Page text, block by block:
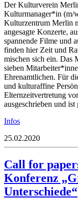
Der Kulturverein
Kulturmanager*in (m/
Kulturzentrum Merlin
angesagte Konzerte,
spannende Filme und
finden hier Zeit und
mischen sich ein. Das
sieben
Ehrenamtlichen. Für
und kulturaffine
Elternzeitvertretung
ausgeschrieben und
Infos
25.02.2020
Call for
Konferenz
Unterschiede“